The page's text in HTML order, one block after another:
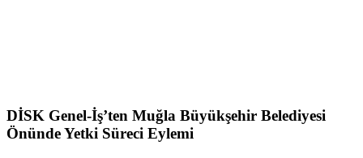
DİSK Genel-İş’ten Muğla Büyükşehir Belediyesi
Önünde Yetki Süreci Eylemi